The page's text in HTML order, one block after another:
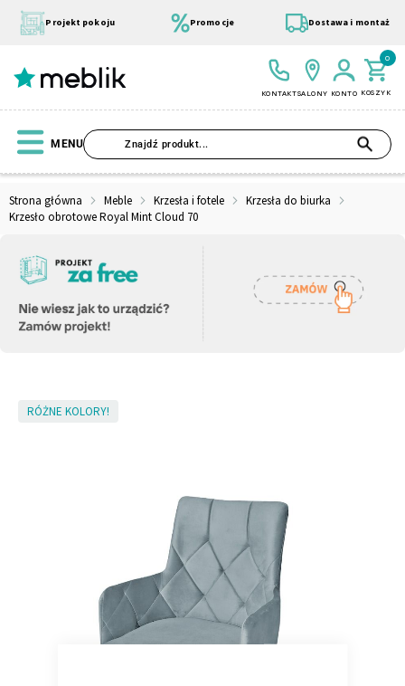
treści
Projekt pokoju Promocje Dostawa i montaż
KONTAKTSALONY KONTO KOSZYK
0
MENU
Strona główna Meble Krzesła i fotele
Krzesła do biurka
Krzesło obrotowe Royal Mint Cloud 70
SkipRÓŻNE KOLORY!
Wszystkie Kolekcje
Szafa
Materace